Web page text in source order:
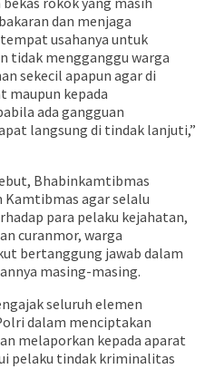
dan menjaga
usahanya untuk
tidak mengganggu warga
sekecil apapun agar di
maupun kepada
ada gangguan
langsung di tindak lanjuti,”
Bhabinkamtibmas
Kamtibmas agar selalu
para pelaku kejahatan,
curanmor, warga
bertanggung jawab dalam
masing-masing.
seluruh elemen
dalam menciptakan
melaporkan kepada aparat
pelaku tindak kriminalitas